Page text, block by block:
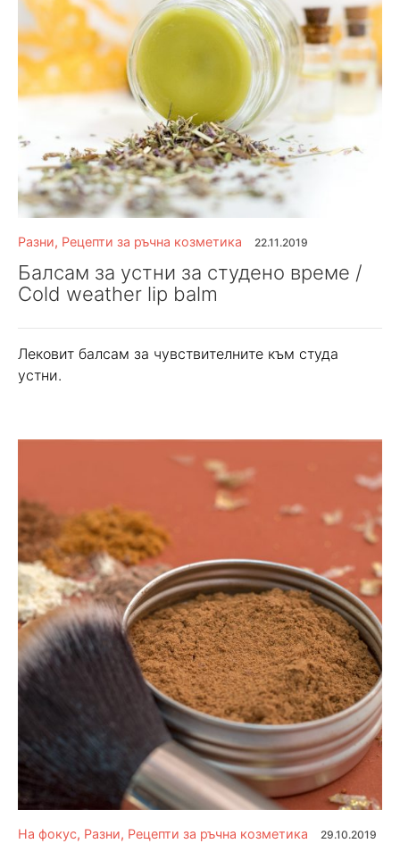
Разни, Рецепти за ръчна козметика 22.11.2019
Балсам за устни за студено време /
Cold weather lip balm
Лековит балсам за чувствителните към студа
устни.
На фокус, Разни, Рецепти за ръчна козметика 29.10.2019